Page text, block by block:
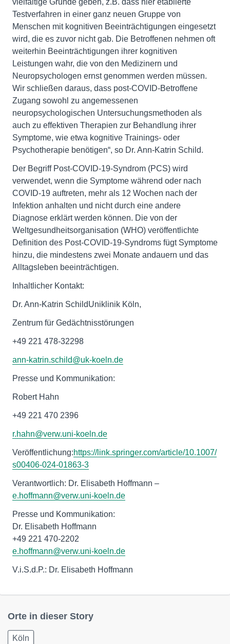
vielfältige Gründe geben, z.B. dass hier etablierte
Testverfahren in einer ganz neuen Gruppe von
Menschen mit kognitiven Beeinträchtigungen eingesetzt
wird, die es zuvor nicht gab. Die Betroffenen nehmen oft
weiterhin Beeinträchtigungen ihrer kognitiven
Leistungen wahr, die von den Medizinern und
Neuropsychologen ernst genommen werden müssen.
Wir schließen daraus, dass post-COVID-Betroffene
Zugang sowohl zu angemessenen
neuropsychologischen Untersuchungsmethoden als
auch zu effektiven Therapien zur Behandlung ihrer
Symptome, wie etwa kognitive Trainings- oder
Psychotherapie benötigen“, so Dr. Ann-Katrin Schild.
Der Begriff Post-COVID-19-Syndrom (PCS) wird
verwendet, wenn die Symptome während oder nach
COVID-19 auftreten, mehr als 12 Wochen nach der
Infektion anhalten und nicht durch eine andere
Diagnose erklärt werden können. Die von der
Weltgesundheitsorganisation (WHO) veröffentlichte
Definition des Post-COVID-19-Syndroms fügt Symptome
hinzu, die mindestens zwei Monate andauern und das
Alltagsleben beeinträchtigen.
Inhaltlicher Kontakt:
Dr. Ann-Katrin SchildUniklinik Köln,
Zentrum für Gedächtnisstörungen
+49 221 478-32298
ann-katrin.schild@uk-koeln.de
Presse und Kommunikation:
Robert Hahn
+49 221 470 2396
r.hahn@verw.uni-koeln.de
Veröffentlichung:https://link.springer.com/article/10.1007/
s00406-024-01863-3
Verantwortlich: Dr. Elisabeth Hoffmann –
e.hoffmann@verw.uni-koeln.de
Presse und Kommunikation:
Dr. Elisabeth Hoffmann
e.hoffmann@verw.uni-koeln.de
V.i.S.d.P.: Dr. Elisabeth Hoffmann
Orte in dieser Story
Köln